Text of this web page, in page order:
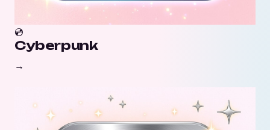
💿
Cyberpunk
→